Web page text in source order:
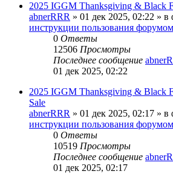
2025 IGGM Thanksgiving & Black
abnerRRR » 01 дек 2025, 02:22 » в
инструкции пользования форумом
0 Ответы
12506 Просмотры
Последнее сообщение
01 дек 2025, 02:22
2025 IGGM Thanksgiving & Black
Sale
abnerRRR » 01 дек 2025, 02:17 » в
инструкции пользования форумом
0 Ответы
10519 Просмотры
Последнее сообщение
01 дек 2025, 02:17